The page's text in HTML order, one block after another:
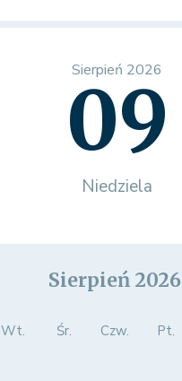
Sierpień 2026
09
Niedziela
Sierpień 2026
Wt. Śr. Czw. Pt.